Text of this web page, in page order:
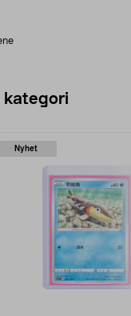
kategori
Nyhet